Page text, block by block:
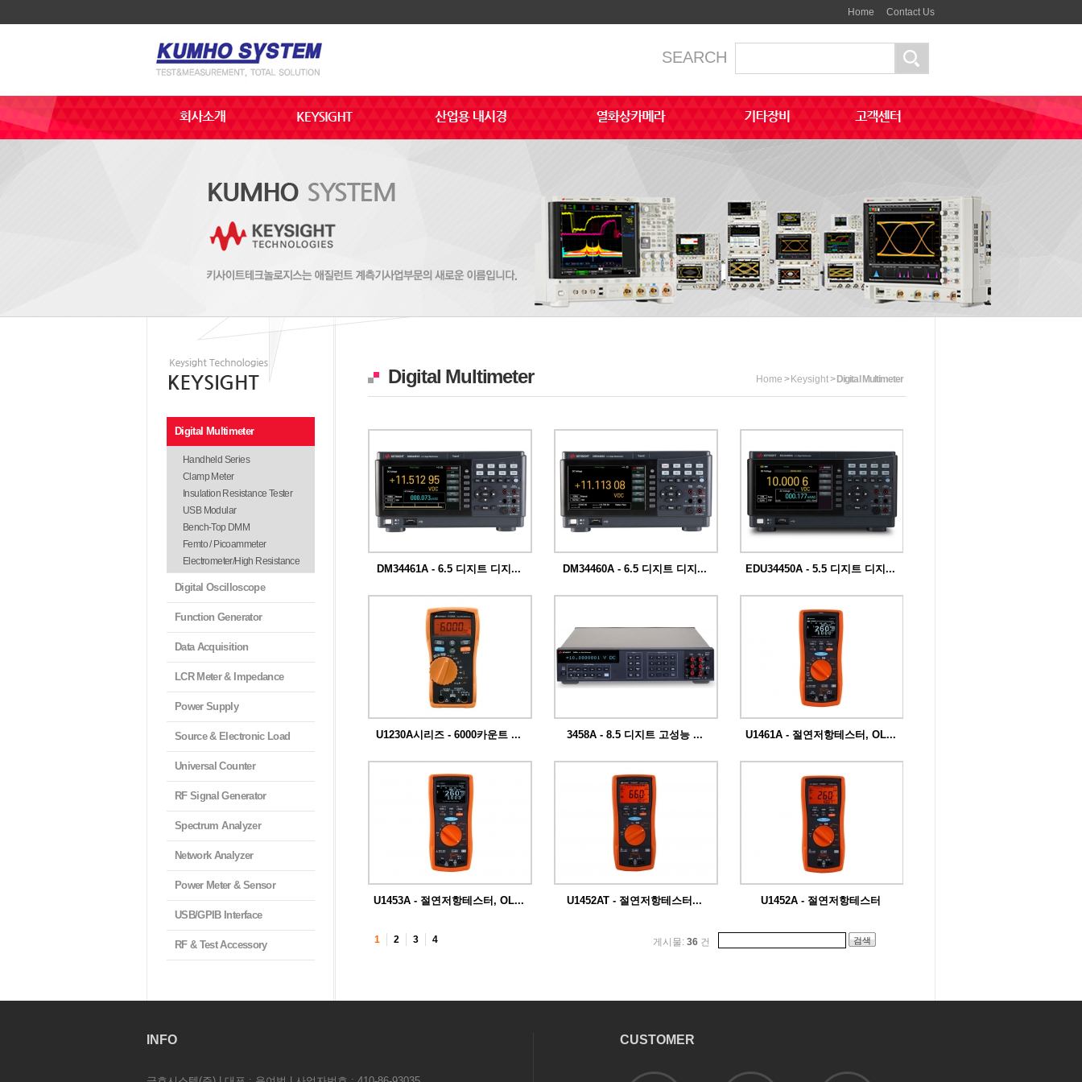
Home Contact Us
SEARCH
Digital Multimeter
Handheld Series
Clamp Meter
Insulation Resistance Tester
USB Modular
Bench-Top DMM
Femto / Picoammeter
Electrometer/High Resistance
Digital Oscilloscope
Function Generator
Data Acquisition
LCR Meter & Impedance
Power Supply
Source & Electronic Load
Universal Counter
RF Signal Generator
Spectrum Analyzer
Network Analyzer
Power Meter & Sensor
USB/GPIB Interface
RF & Test Accessory
Digital Multimeter Home > Keysight> Digital Multimeter
DM34461A - 6.5 디지트 디지...
디스...
DM34460A - 6.5 디지트 디지...
디스...
EDU34450A - 5.5 디지트 디지...
디지...
U1230A시리즈 - 6000카운트 ... 3458A - 8.5 디지트 고성능 ...
정받은 ...
U1461A - 절연저항테스터, OL...
환경...
U1453A - 절연저항테스터, OL... U1452AT - 절연저항테스터... U1452A - 절연저항테스터
1 2 3 4 검색
게시물: 36 건
INFO CUSTOMER